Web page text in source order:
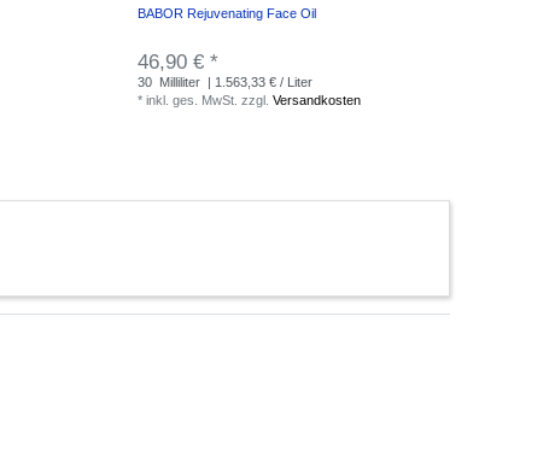
BABOR Rejuvenating Face Oil
46,90 € *
30 Milliliter | 1.563,33 € / Liter
*inkl. ges. MwSt. zzgl.Versandkosten